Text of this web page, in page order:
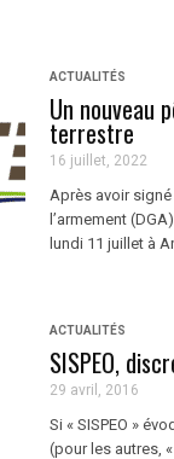
ACTUALITÉS
Un nouveau
terrestre
16 juillet, 2022
Après avoir
l’armement
lundi 11 juillet à
ACTUALITÉS
SISPEO,
29 avril, 2016
Si « SISPEO »
(pour les autres,